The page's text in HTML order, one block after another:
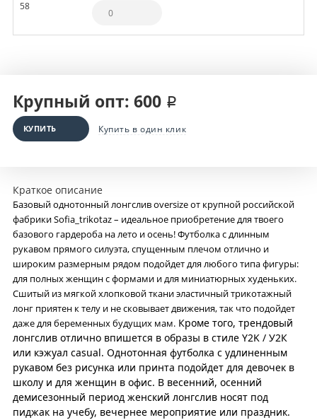
58
Крупный опт: 600 ₽
КУПИТЬ Купить в один клик
Краткое описание
Базовый однотонный лонгслив oversize от крупной российской
фабрики Sofia_trikotaz – идеальное приобретение для твоего
базового гардероба на лето и осень! Футболка с длинным
рукавом прямого силуэта, спущенным плечом отлично и
широким размерным рядом подойдет для любого типа фигуры:
для полных женщин с формами и для миниатюрных худеньких.
Сшитый из мягкой хлопковой ткани эластичный трикотажный
лонг приятен к телу и не сковывает движения, так что подойдет
даже для беременных будущих мам. Кроме того, трендовый
лонгслив отлично впишется в образы в стиле Y2K / У2К
или кэжуал casual. Однотонная футболка с удлиненным
рукавом без рисунка или принта подойдет для девочек в
школу и для женщин в офис. В весенний, осенний
демисезонный период женский лонгслив носят под
пиджак на учебу, вечернее мероприятие или праздник.